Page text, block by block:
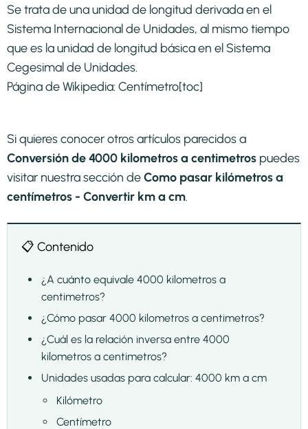
Se trata de una unidad de longitud derivada en el
Sistema Internacional de Unidades, al mismo tiempo
que es la unidad de longitud básica en el Sistema
Cegesimal de Unidades.
Página de Wikipedia: Centímetro[toc]
Si quieres conocer otros artículos parecidos a
Conversión de 4000 kilometros a centimetros puedes
visitar nuestra sección deComo pasar kilómetros a
centímetros - Convertir km a cm.
📋 Contenido
¿A cuánto equivale 4000 kilometros a
centimetros?
¿Cómo pasar 4000 kilometros a centimetros?
¿Cuál es la relación inversa entre 4000
kilometros a centimetros?
Unidades usadas para calcular: 4000 km a cm
Kilómetro
Centímetro